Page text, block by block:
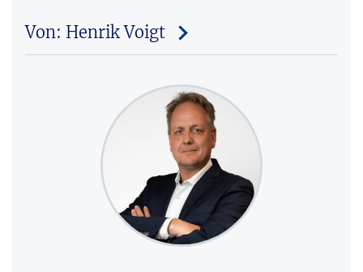
Von: Henrik Voigt